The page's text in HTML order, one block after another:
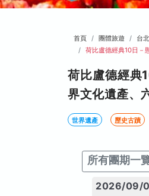
首頁 團體旅遊 台
荷比盧德經典10日－
荷比盧德經典
界文化遺產、
世界遺產 歷史古蹟
所有團期一
2026/09/